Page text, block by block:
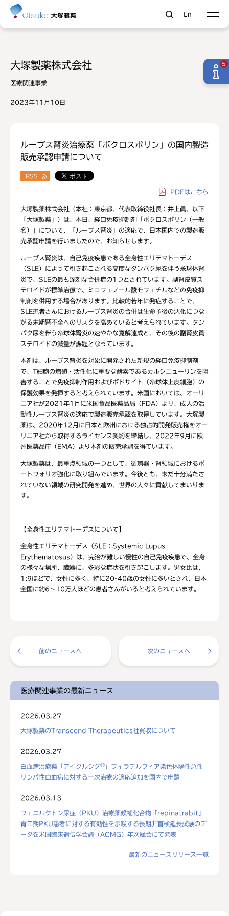
En
大塚製薬株式会社
医療関連事業
2023年11月10日
ループス腎炎治療薬「ボクロスポリン」の国内製造
販売承認申請について
RSS
PDFはこちら
大塚製薬株式会社（本社：東京都、代表取締役社長：井上眞、以下
「大塚製薬」）は、本日、経口免疫抑制剤「ボクロスポリン（一般
名）」について、「ループス腎炎」の適応で、日本国内での製造販
売承認申請を行いましたので、お知らせします。
ループス腎炎は、自己免疫疾患である全身性エリテマトーデス
（SLE）によって引き起こされる高度なタンパク尿を伴う糸球体腎
炎で、SLEの最も深刻な合併症の1つとされています。副腎皮質ス
テロイドが標準治療で、ミコフェノール酸モフェチルなどの免疫抑
制剤を併用する場合があります。比較的若年に発症することで、
SLE患者さんにおけるループス腎炎の合併は生命予後の悪化につな
がる末期腎不全へのリスクを高めていると考えられています。タン
パク尿を伴う糸球体腎炎の速やかな寛解達成と、その後の副腎皮質
ステロイドの減量が課題となっています。
本剤は、ループス腎炎を対象に開発された新規の経口免疫抑制剤
で、T細胞の増殖・活性化に重要な酵素であるカルシニューリンを阻
害することで免疫抑制作用およびポドサイト（糸球体上皮細胞）の
保護効果を発揮すると考えられています。米国においては、オーリ
ニア社が2021年1月に米国食品医薬品局（FDA）より、成人の活
動性ループス腎炎の適応で製造販売承認を取得しています。大塚製
薬は、2020年12月に日本と欧州における独占的開発販売権をオー
リニア社から取得するライセンス契約を締結し、2022年9月に欧
州医薬品庁（EMA）より本剤の販売承認を得ています。
大塚製薬は、最重点領域の一つとして、循環器・腎領域におけるポ
ートフォリオ強化に取り組んでいます。今後とも、未だ十分満たさ
れていない領域の研究開発を進め、世界の人々に貢献してまいりま
す。
【全身性エリテマトーデスについて】
全身性エリテマトーデス（SLE：Systemic Lupus
Erythematosus）は、完治が難しい慢性の自己免疫疾患で、全身
の様々な場所、臓器に、多彩な症状を引き起こします。男女比は、
1:9ほどで、女性に多く、特に20-40歳の女性に多いとされ、日本
全国に約6～10万人ほどの患者さんがいると考えられています。
前のニュースへ 次のニュースへ
医療関連事業の最新ニュース
2026.03.27
大塚製薬のTranscend Therapeutics社買収について
2026.03.27
白血病治療薬「アイクルシグ® 」フィラデルフィア染色体陽性急性
リンパ性白血病に対する一次治療の適応追加を国内で申請
2026.03.13
フェニルケトン尿症（PKU）治療薬候補化合物「repinatrabit」
青年期PKU患者に対する有効性を示唆する長期非盲検延長試験のデ
ータを米国臨床遺伝学会議（ACMG）年次総会にて発表
最新のニュースリリース一覧
5